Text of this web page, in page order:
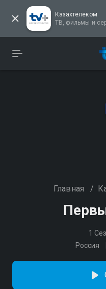
Казахтелеком
ТВ, фильмы и
Главная /
1
Россия